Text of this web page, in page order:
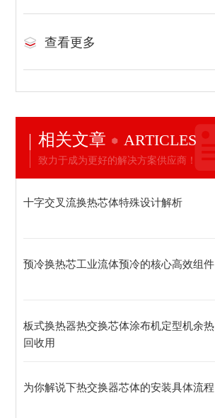
查看更多
相关文章 ARTICLES
致力于成为更好的解决方案供应商！
十字交叉流换热芯体特殊设计解析
预冷换热芯工业流体预冷的核心高效组件
板式换热器热交换芯体涂布机定型机余热
回收用
为你解说下热交换器芯体的安装具体流程